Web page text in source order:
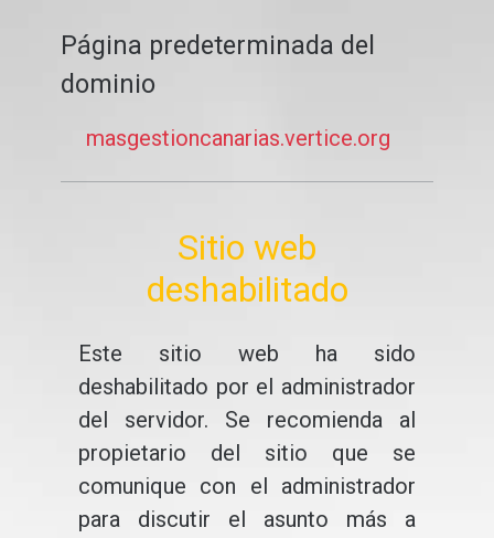
Página predeterminada del
dominio
masgestioncanarias.vertice.org
Sitio web
deshabilitado
Este sitio web ha sido
deshabilitado por el administrador
del servidor. Se recomienda al
propietario del sitio que se
comunique con el administrador
para discutir el asunto más a